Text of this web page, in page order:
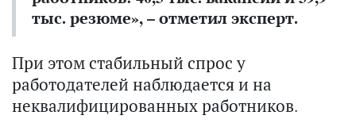
тыс. резюме», – отметил эксперт.
При этом стабильный спрос у
работодателей наблюдается и на
неквалифицированных работников.